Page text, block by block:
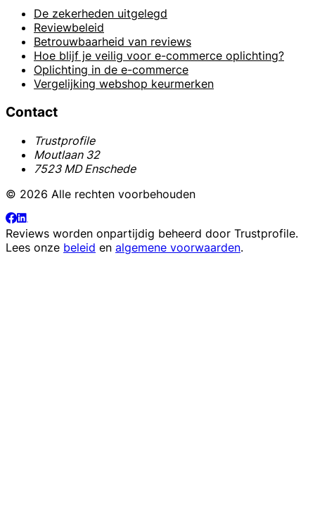
De zekerheden uitgelegd
Reviewbeleid
Betrouwbaarheid van reviews
Hoe blijf je veilig voor e-commerce oplichting?
Oplichting in de e-commerce
Vergelijking webshop keurmerken
Contact
Trustprofile
Moutlaan 32
7523 MD Enschede
© 2026 Alle rechten voorbehouden
Reviews worden onpartijdig beheerd door Trustprofile.
Lees onze beleid en algemene voorwaarden.